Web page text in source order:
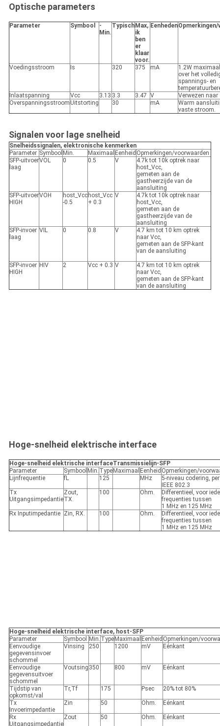
Optische parameters
Parameter Symbool
-
Min.
Typisch Max,
ik
ben
er
klaar
voor.
Eenheden
Voedingsstroom Is 320 375 mA
1.2W
over het
spannings- en
Inlaatspanning
Vcc 3.13 3.3 3.47 V
Verwezen naar
Overspanningsstroom Uitstorting 30 mA
Warm
vaste stroom.
Signalen voor lage snelheid
Snelheidssignalen, elektronische kenmerken
Parameter Symbool Min. Maximaal Eenheid Opmerkingen/voorwaarden
SFP-uitvoer
laag
VOL 0 0.5 V
4.7k tot 10k optrek naar
host_Vcc,
gemeten aan de
gastheerzijde van de
aansluiting
SFP-uitvoer
HIGH
VOH
host_Vcc
-0.5
host_Vcc
+ 0.3
V
4.7k tot 10k optrek naar
host_Vcc,
gemeten aan de
gastheerzijde van de
aansluiting
SFP-invoer
laag
VIL 0 0.8 V
4.7 km tot 10 km optrek
naar Vcc,
gemeten aan de SFP-kant
van de aansluiting
SFP-invoer
HIGH
HIV 2 Vcc + 0.3 V
4.7 km tot 10 km optrek
naar Vcc,
gemeten aan de SFP-kant
van de aansluiting
Hoge-snelheid elektrische interface
Hoge-snelheid elektrische interfaceTransmissielijn-SFP
Parameter
Symbool Min. Type Maximaal Eenheid Opmerkingen/
Lijnfrequentie
fL 125 MHz
5-niveau codering, per
IEEE 802.3
Tx
Uitgangsimpedantie
Zout,
TX.
100 Ohm.
Differentieel, voor
frequenties tussen
1 MHz en 125 MHz
Rx Inputimpedantie Zin, RX. 100 Ohm.
Differentieel, voor
frequenties tussen
1 MHz en 125 MHz
Hoge-snelheid elektrische interface, host-SFP
Parameter
Symbool Min. Type Maximaal Eenheid Opmerkingen/
Eenvoudige
gegevensinvoer
schommel
Vinsing 250 1200 mV Eénkant
Eenvoudige
gegevensuitvoer
schommel
Voutsing 350 800 mV Eénkant
Tijdstip van
opkomst/val
Tr,Tf 175 Psec 20% tot 80%
Tx
Invoerimpedantie
Zin 50 Ohm. Eénkant
Rx
Uitgangsimpedantie
Zout 50 Ohm. Eénkant